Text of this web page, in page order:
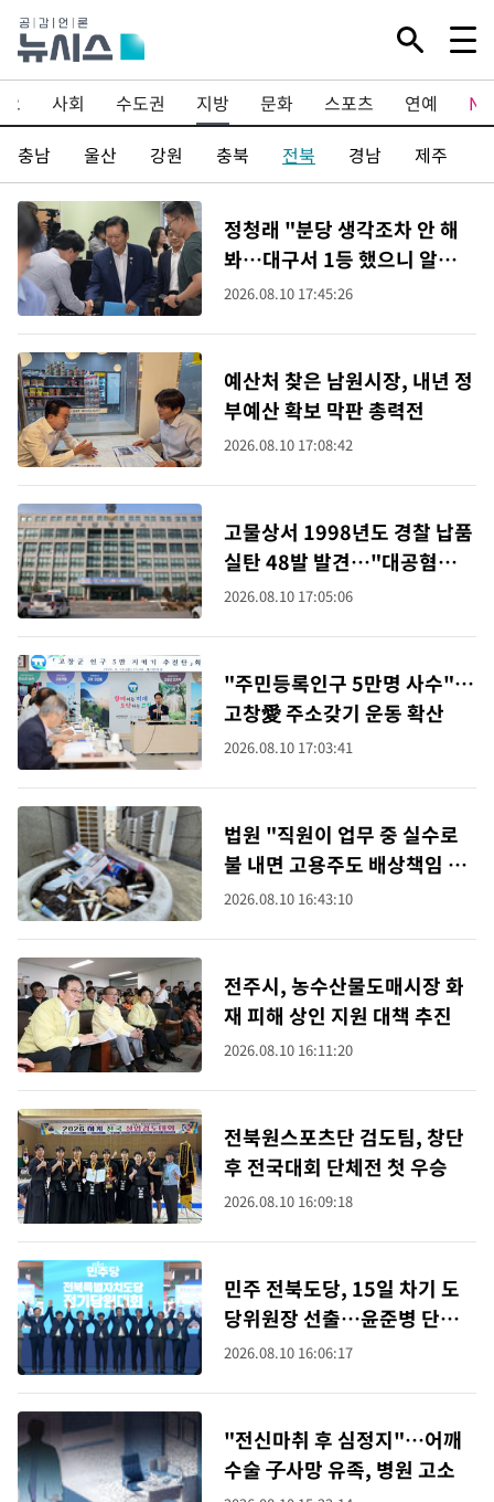
사회 수도권 지방 문화 스포츠 연예 N
/충남
울산 강원 충북 전북 경남 제주
정청래 "분당 생각조차 안 해
봐…대구서 1등 했으니 알아서
들 해주세요"(종합)
2026.08.10 17:45:26
예산처 찾은 남원시장, 내년 정
부예산 확보 막판 총력전
2026.08.10 17:08:42
고물상서 1998년도 경찰 납품
실탄 48발 발견…"대공혐의점
없어"
2026.08.10 17:05:06
"주민등록인구 5만명 사수"…
고창愛 주소갖기 운동 확산
2026.08.10 17:03:41
법원 "직원이 업무 중 실수로
불 내면 고용주도 배상책임 져
야"
2026.08.10 16:43:10
전주시, 농수산물도매시장 화
재 피해 상인 지원 대책 추진
2026.08.10 16:11:20
전북원스포츠단 검도팀, 창단
후 전국대회 단체전 첫 우승
2026.08.10 16:09:18
민주 전북도당, 15일 차기 도
당위원장 선출…윤준병 단독
후보
2026.08.10 16:06:17
"전신마취 후 심정지"…어깨
수술 子사망 유족, 병원 고소